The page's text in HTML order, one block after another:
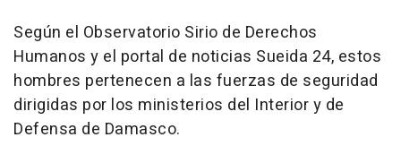
Según el Observatorio Sirio de Derechos
Humanos y el portal de noticias Sueida 24, estos
hombres pertenecen a las fuerzas de seguridad
dirigidas por los ministerios del Interior y de
Defensa de Damasco.